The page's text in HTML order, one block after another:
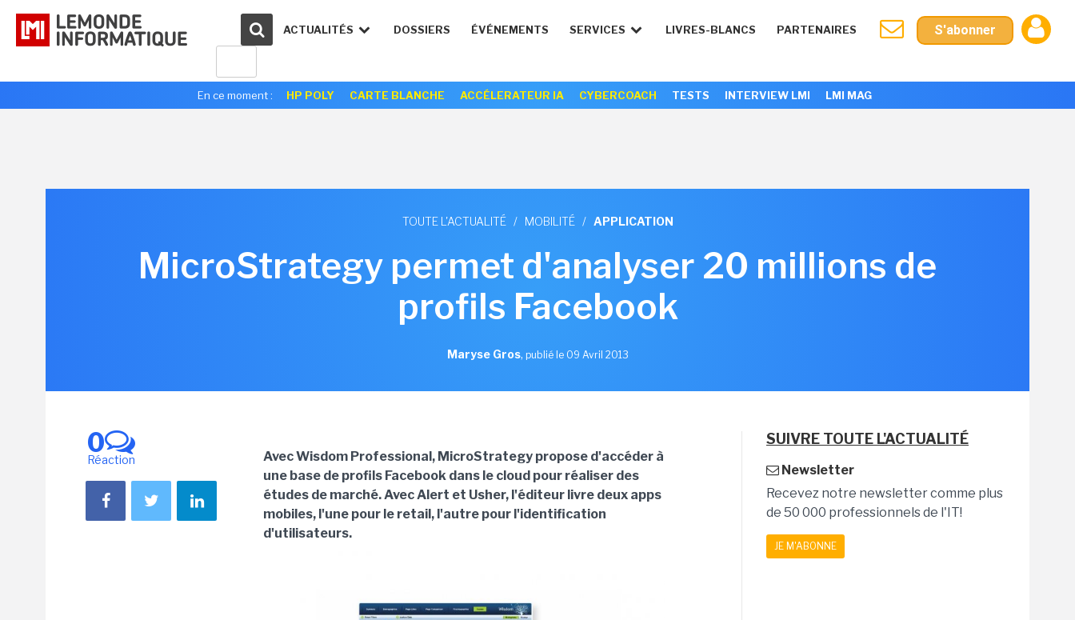
ACTUALITÉS DOSSIERS ÉVÉNEMENTS SERVICES LIVRES-BLANCS PARTENAIRES S'abonner
En ce moment : HP POLY CARTE BLANCHE ACCÉLERATEUR IA CYBERCOACH TESTS INTERVIEW LMI LMI MAG
TOUTE L'ACTUALITÉ / MOBILITÉ / APPLICATION
MicroStrategy permet d'analyser 20 millions de
profils Facebook
Maryse Gros, publié le 09 Avril 2013
0
Réaction
Avec Wisdom Professional, MicroStrategy propose d'accéder à
une base de profils Facebook dans le cloud pour réaliser des
études de marché. Avec Alert et Usher, l'éditeur livre deux apps
mobiles, l'une pour le retail, l'autre pour l'identification
d'utilisateurs.
SUIVRE TOUTE L'ACTUALITÉ
Newsletter
Recevez notre newsletter comme plus
de 50 000 professionnels de l'IT!
JE M'ABONNE